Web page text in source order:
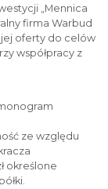
„Mennica
firma Warbud
jej oferty do celów
współpracy z
ze względu
określone